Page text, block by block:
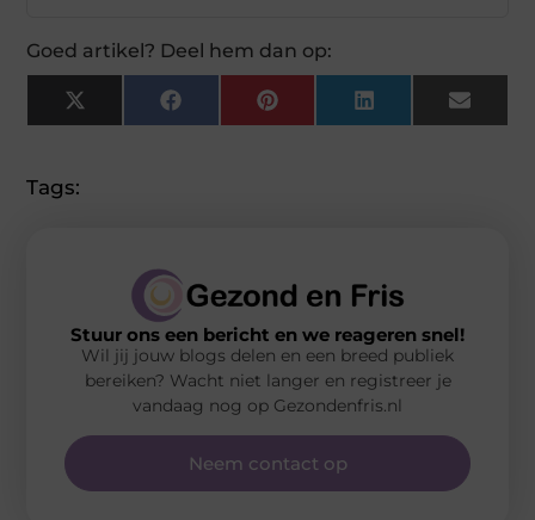
Goed artikel? Deel hem dan op:
X
(Twitter)
FacebookPinterestLinkedInEmail
Tags:
Stuur ons een bericht en we reageren snel!
Wil jij jouw blogs delen en een breed publiek
bereiken? Wacht niet langer en registreer je
vandaag nog op Gezondenfris.nl
Neem contact op